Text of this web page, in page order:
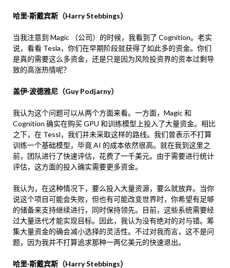
哈里·斯戴宾斯（Harry Stebbings）
当我注意到 Magic （公司）的时候，我看到了 Cognition。老实
说，看看 Tesla，你们在早期阶段就获得了如此多的资金。你们
是真的需要这么多资金，还是只是因为风险投资界的资本过剩导
致的高涨热情呢？
盖伊·波德雅尼（Guy Podjarny）
我认为这个问题可以从两个方面来看。一方面，Magic 和
Cognition 确实在购买 GPU 和训练模型上投入了大量资金。相比
之下，在 Tessl，我们并未采取这样的路线。我们曾表示不打算
训练一个基础模型，毕竟 AI 的成本依然很高。就在我到这里之
前，团队进行了快速评估，花费了一千美元。由于需要进行统计
评估，这方面的投入确实需要更多资金。
我认为，在这种情况下，要么投入大量资源，要么就放弃。当你
说这个项目可能会失败，但也有可能改变世界时，你希望有足够
的储备来支持继续进行，同时保持领先。目前，这些系统需要经
过大量迭代才能实现目标。因此，我认为没有绝对的对与错。筹
集大量资金的确会减小选择的灵活性。不过对我而言，这不是问
题，因为我并不打算追求那种一两亿美元的快速退出。
哈里·斯戴宾斯（Harry Stebbings）